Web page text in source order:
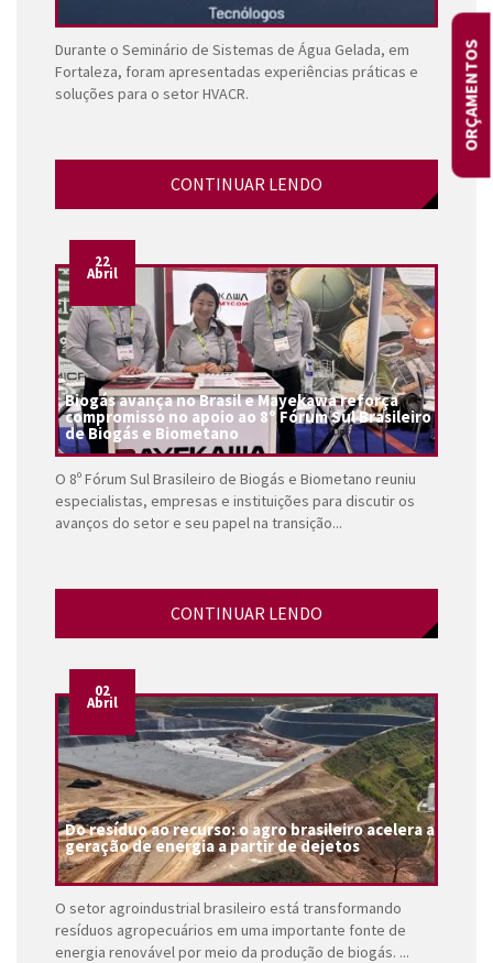
Durante o Seminário de Sistemas de Água Gelada, em
Fortaleza, foram apresentadas experiências práticas e
soluções para o setor HVACR.
CONTINUAR LENDO
22
Abril
Biogás avança no Brasil e Mayekawa reforça
compromisso no apoio ao 8º Fórum Sul Brasileiro
de Biogás e Biometano
O 8º Fórum Sul Brasileiro de Biogás e Biometano reuniu
especialistas, empresas e instituições para discutir os
avanços do setor e seu papel na transição...
CONTINUAR LENDO
02
Abril
Do resíduo ao recurso: o agro brasileiro acelera a
geração de energia a partir de dejetos
O setor agroindustrial brasileiro está transformando
resíduos agropecuários em uma importante fonte de
energia renovável por meio da produção de biogás. ...
ORÇAMENTOS